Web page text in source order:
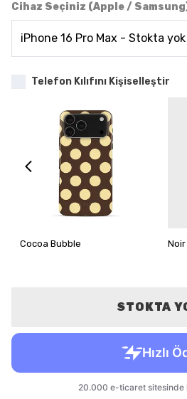
Cihaz Seçiniz (Apple /
Telefon Kılıfını Kişiselleştir
Cocoa Bubble Noir
STOKTA